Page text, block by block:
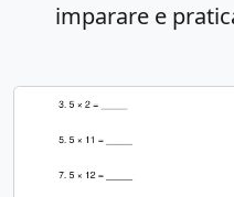
imparare e